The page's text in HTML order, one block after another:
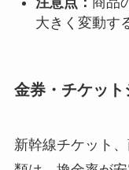
大きく変動す
金券・チケット
新幹線チケット